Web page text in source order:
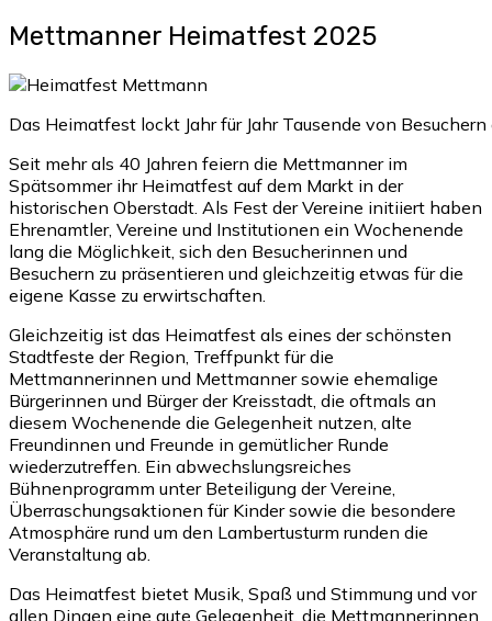
Mettmanner Heimatfest 2025
Das Heimatfest lockt Jahr für Jahr Tausende von
Seit mehr als 40 Jahren feiern die Mettmanner im
Spätsommer ihr Heimatfest auf dem Markt in der
historischen Oberstadt. Als Fest der Vereine initiiert haben
Ehrenamtler, Vereine und Institutionen ein Wochenende
lang die Möglichkeit, sich den Besucherinnen und
Besuchern zu präsentieren und gleichzeitig etwas für die
eigene Kasse zu erwirtschaften.
Gleichzeitig ist das Heimatfest als eines der schönsten
Stadtfeste der Region, Treffpunkt für die
Mettmannerinnen und Mettmanner sowie ehemalige
Bürgerinnen und Bürger der Kreisstadt, die oftmals an
diesem Wochenende die Gelegenheit nutzen, alte
Freundinnen und Freunde in gemütlicher Runde
wiederzutreffen. Ein abwechslungsreiches
Bühnenprogramm unter Beteiligung der Vereine,
Überraschungsaktionen für Kinder sowie die besondere
Atmosphäre rund um den Lambertusturm runden die
Veranstaltung ab.
Das Heimatfest bietet Musik, Spaß und Stimmung und vor
allen Dingen eine gute Gelegenheit, die Mettmannerinnen